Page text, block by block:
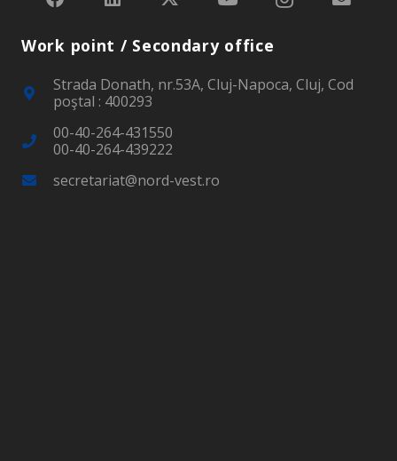
Work point / Secondary office
Strada Donath, nr.53A, Cluj-Napoca, Cluj, Cod
poştal : 400293
00-40-264-431550
00-40-264-439222
secretariat@nord-vest.ro